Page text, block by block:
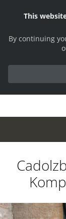
This
By continuing